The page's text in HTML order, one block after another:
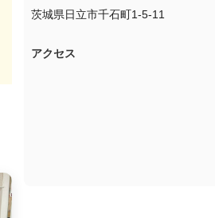
茨城県日立市千石町1-5-11
アクセス